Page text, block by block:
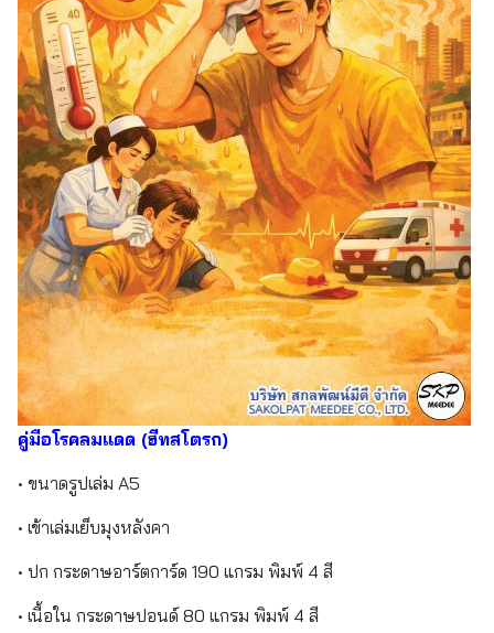
คู่มือโรคลมแดด (ฮีทสโตรก)
• ขนาดรูปเล่ม A5
• เข้าเล่มเย็บมุงหลังคา
• ปก กระดาษอาร์ตการ์ด 190 แกรม พิมพ์ 4 สี
• เนื้อใน กระดาษปอนด์ 80 แกรม พิมพ์ 4 สี